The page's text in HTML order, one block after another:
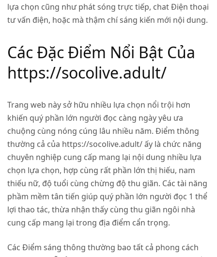
lựa chọn cũng như phát sóng trực tiếp, chat Điện thoại
tư vấn điện, hoặc mà thậm chí sáng kiến mới nội dung.
Các Đặc Điểm Nổi Bật Của
https://socolive.adult/
Trang web này sở hữu nhiều lựa chọn nổi trội hơn
khiến quý phần lớn người đọc càng ngày yêu ưa
chuộng cùng nóng cúng lâu nhiều năm. Điểm thông
thường cả của https://socolive.adult/ấy là chức năng
chuyên nghiệp cung cấp mang lại nội dung nhiều lựa
chọn lựa chọn, hợp cùng rất phần lớn thị hiếu, nam
thiếu nữ, độ tuổi cùng chừng độ thu giãn. Các tài năng
phầm mềm tân tiến giúp quý phần lớn người đọc 1 thể
lợi thao tác, thừa nhận thấy cùng thu giãn ngôi nhà
cung cấp mang lại trong địa điểm cẩn trọng.
Các Điểm sáng thông thường bao tất cả phong cách